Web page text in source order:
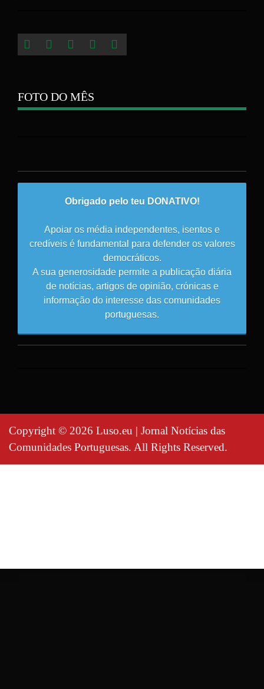
FOTO DO MÊS
Obrigado pelo teu DONATIVO!
Apoiar os média independentes, isentos e
credíveis é fundamental para defender os valores
democráticos.
A sua generosidade permite a publicação diária
de notícias, artigos de opinião, crónicas e
informação do interesse das comunidades
portuguesas.
Copyright © 2026 Luso.eu | Jornal Notícias das
Comunidades Portuguesas. All Rights Reserved.